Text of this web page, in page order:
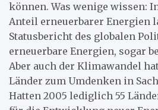
können. Was wenige wissen:
Anteil erneuerbarer Energien
Statusbericht des globalen
erneuerbare Energien, sogar
Aber auch der Klimawandel
Länder zum Umdenken in
Hatten 2005 lediglich 55